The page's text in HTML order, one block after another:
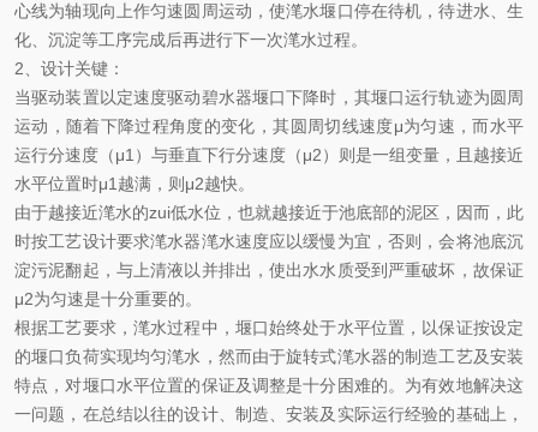
心线为轴现向上作匀速圆周运动，使滗水堰口停在待机，待进水、生
化、沉淀等工序完成后再进行下一次滗水过程。
2 、设计关键：
当驱动装置以定速度驱动碧水器堰口下降时，其堰口运行轨迹为圆周
运动，随着下降过程角度的变化，其圆周切线速度μ为匀速，而水平
运行分速度（μ1 ）与垂直下行分速度（μ2）则是一组变量，且越接近
水平位置时μ1 越满，则μ2越快。
由于越接近滗水的zui低水位，也就越接近于池底部的泥区，因而，此
时按工艺设计要求滗水器滗水速度应以缓慢为宜，否则，会将池底沉
淀污泥翻起，与上清液以并排出，使出水水质受到严重破坏，故保证
μ2为匀速是十分重要的。
根据工艺要求，滗水过程中，堰口始终处于水平位置，以保证按设定
的堰口负荷实现均匀滗水，然而由于旋转式滗水器的制造工艺及安装
特点，对堰口水平位置的保证及调整是十分困难的。为有效地解决这
一问题，在总结以往的设计、制造、安装及实际运行经验的基础上，